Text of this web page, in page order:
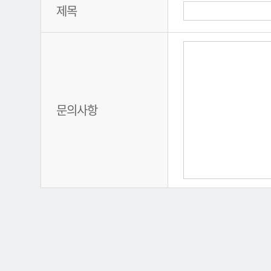
제목
문의사항